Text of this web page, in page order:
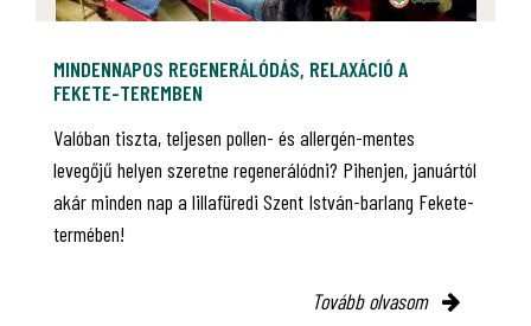
MINDENNAPOS REGENERÁLÓDÁS, RELAXÁCIÓ A
FEKETE-TEREMBEN
Valóban tiszta, teljesen pollen- és allergén-mentes
levegőjű helyen szeretne regenerálódni? Pihenjen, januártól
akár minden nap a lillafüredi Szent István-barlang Fekete-
termében!
Tovább olvasom